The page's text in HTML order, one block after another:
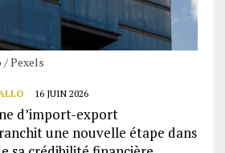
/ Pexels
16 JUIN 2026
d’import-export
une nouvelle étape dans